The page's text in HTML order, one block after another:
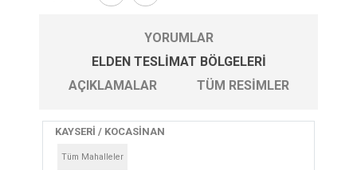
YORUMLAR
ELDEN TESLIMAT BÖLGELERI
AÇIKLAMALAR
TÜM RESIMLER
KAYSERİ / KOCASİNAN
Tüm Mahalleler